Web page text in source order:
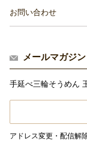
お問い合わせ
メールマガジン
手延べ三輪そうめん
アドレス変更・配信解